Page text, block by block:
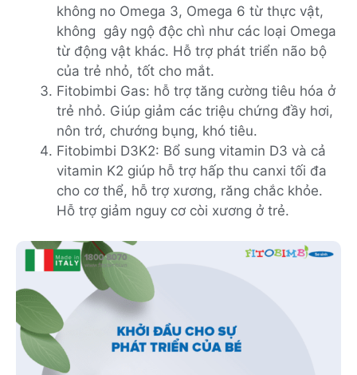
không no Omega 3, Omega 6 từ thực vật,
không gây ngộ độc chì như các loại Omega
từ động vật khác. Hỗ trợ phát triển não bộ
của trẻ nhỏ, tốt cho mắt.
Fitobimbi Gas: hỗ trợ tăng cường tiêu hóa ở
trẻ nhỏ. Giúp giảm các triệu chứng đầy hơi,
nôn trớ, chướng bụng, khó tiêu.
Fitobimbi D3K2: Bổ sung vitamin D3 và cả
vitamin K2 giúp hỗ trợ hấp thu canxi tối đa
cho cơ thể, hỗ trợ xương, răng chắc khỏe.
Hỗ trợ giảm nguy cơ còi xương ở trẻ.